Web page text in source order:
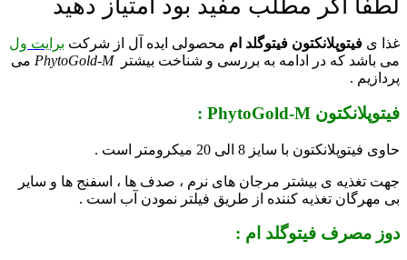
لطفا اگر مطلب مفید بود امتیاز دهید
غذا ی فیتوپلانکتون فیتوگلد ام محصولی ایده آل از شرکت برایت ول
می باشد که در ادامه به بررسی و شناخت بیشترPhytoGold-M می
پردازیم .
فیتوپلانکتون PhytoGold-M :
حاوی فیتوپلانکتون با سایز 8 الی 20 میکرومتر است .
جهت تغذیه ی بیشتر مرجان های نرم ، صدف ها ، اسفنج ها و سایر
بی مهرگان تغذیه کننده از طریق فیلتر نمودن آب است .
دوز مصرف فیتوگلد ام :